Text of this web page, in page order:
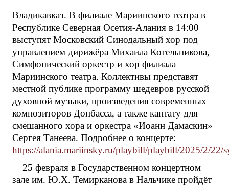
Владикавказ. В филиале Мариинского театра в
Республике Северная Осетия-Алания в 14:00
выступят Московский Синодальный хор под
управлением дирижёра Михаила Котельникова,
Симфонический оркестр и хор филиала
Мариинского театра. Коллективы представят
местной публике программу шедевров русской
духовной музыки, произведения современных
композиторов Донбасса, а также кантату для
смешанного хора и оркестра «Иоанн Дамаскин»
Сергея Танеева. Подробнее о концерте:
https://alania.mariinsky.ru/playbill/playbill/2025/2/22/
25 февраля в Государственном концертном
зале им. Ю.Х. Темирканова в Нальчике пройдёт